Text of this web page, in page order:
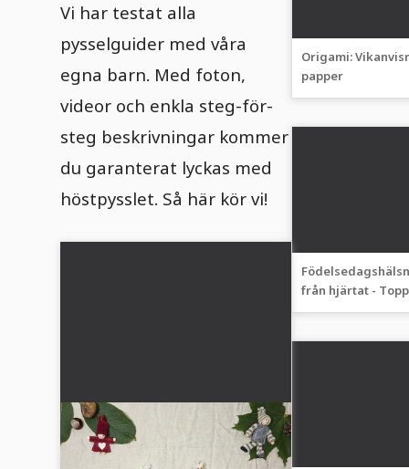
Origami:
papper
från hjärtat - Topp
våra bästa
Vi har testat alla
pysselguider med våra
egna barn. Med foton,
videor och enkla steg-för-
steg beskrivningar kommer
du garanterat lyckas med
höstpysslet. Så här kör vi!
Häst av kastanj:
höstpyssel med barn